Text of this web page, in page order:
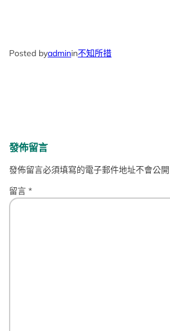
Posted byadminin不知所措
發佈留言
發佈留言必須填寫的電子郵件地址不會公開
留言*